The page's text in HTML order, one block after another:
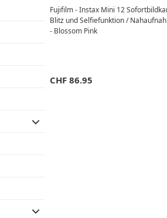
Fujifilm - Instax Mini 12
Blitz und Selfiefunktion /
- Blossom Pink
CHF 86.95